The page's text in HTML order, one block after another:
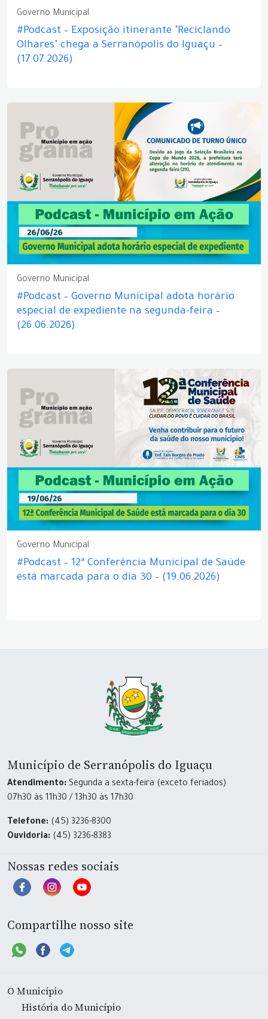
Governo Municipal
#Podcast – Exposição itinerante "Reciclando
Olhares" chega a Serranópolis do Iguaçu –
(17.07.2026)
Governo Municipal
#Podcast – Governo Municipal adota horário
especial de expediente na segunda-feira –
(26.06.2026)
Governo Municipal
#Podcast – 12ª Conferência Municipal de Saúde
está marcada para o dia 30 – (19.06.2026)
Município de Serranópolis do Iguaçu
Atendimento: Segunda a sexta-feira (exceto feriados)
07h30 às 11h30 / 13h30 às 17h30
Telefone: (45) 3236-8300
Ouvidoria: (45) 3236-8383
Nossas redes sociais
Compartilhe nosso site
O Município
História do Município